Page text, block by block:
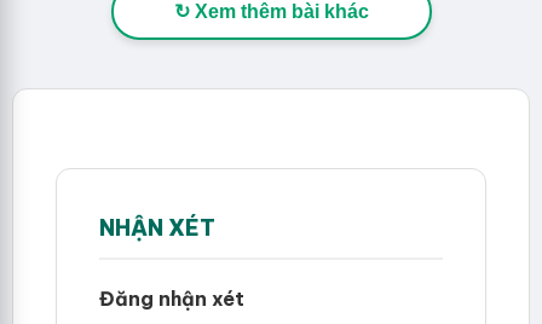
↻ Xem thêm bài khác
NHẬN XÉT
Đăng nhận xét